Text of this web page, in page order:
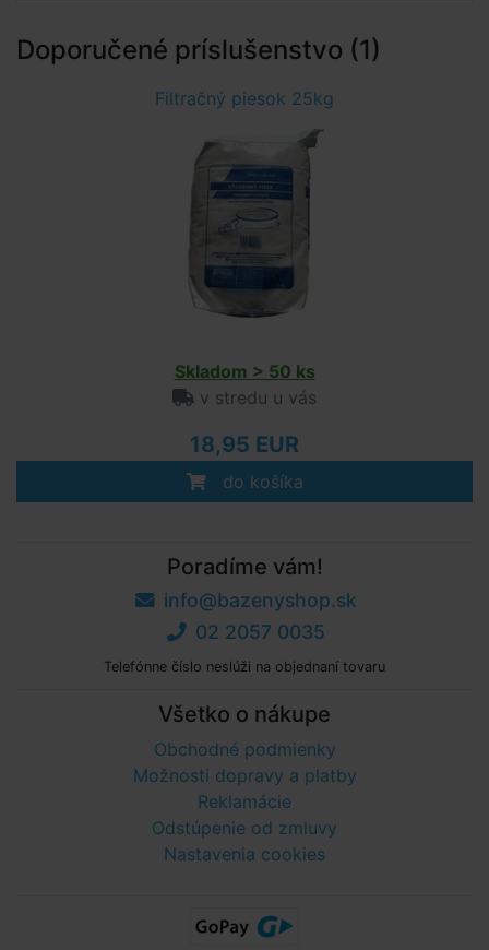
Doporučené príslušenstvo (1)
Filtračný piesok 25kg
Skladom > 50 ks
v stredu u vás
18,95 EUR
do košíka
Poradíme vám!
info@bazenyshop.sk
02 2057 0035
Telefónne číslo neslúži na objednaní tovaru
Všetko o nákupe
Obchodné podmienky
Možnosti dopravy a platby
Reklamácie
Odstúpenie od zmluvy
Nastavenia cookies